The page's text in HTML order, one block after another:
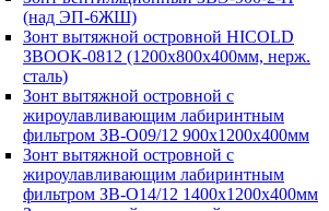
(над ЭП-6ЖШ)
Зонт вытяжной островной HICOLD
ЗВООК-0812 (1200х800x400мм, нерж.
сталь)
Зонт вытяжной островной с
жироулавливающим лабиринтным
фильтром ЗВ-О09/12 900х1200х400мм
Зонт вытяжной островной с
жироулавливающим лабиринтным
фильтром ЗВ-О14/12 1400х1200х400мм